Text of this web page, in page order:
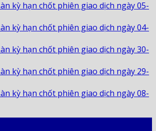
kỳ hạn chốt phiên giao dịch ngày 05-
kỳ hạn chốt phiên giao dịch ngày 04-
kỳ hạn chốt phiên giao dịch ngày 30-
kỳ hạn chốt phiên giao dịch ngày 29-
kỳ hạn chốt phiên giao dịch ngày 08-